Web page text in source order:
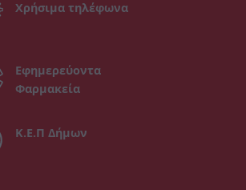
Χρήσιμα τηλέφωνα
Εφημερεύοντα
Φαρμακεία
Κ.Ε.Π Δήμων